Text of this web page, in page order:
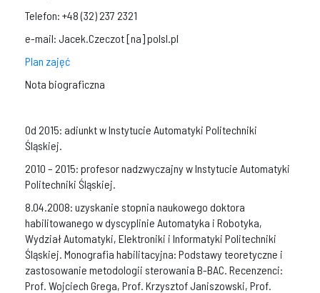
Telefon: +48 (32) 237 2321
e-mail: Jacek.Czeczot [na] polsl.pl
Plan zajęć
Nota biograficzna
Od 2015: adiunkt w Instytucie Automatyki Politechniki
Śląskiej.
2010 – 2015: profesor nadzwyczajny w Instytucie Automatyki
Politechniki Śląskiej.
8.04.2008: uzyskanie stopnia naukowego doktora
habilitowanego w dyscyplinie Automatyka i Robotyka,
Wydział Automatyki, Elektroniki i Informatyki Politechniki
Śląskiej. Monografia habilitacyjna: Podstawy teoretyczne i
zastosowanie metodologii sterowania B-BAC. Recenzenci:
Prof. Wojciech Grega, Prof. Krzysztof Janiszowski, Prof.